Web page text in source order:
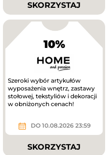
SKORZYSTAJ
10%
Szeroki wybór artykułów
wyposażenia wnętrz, zastawy
stołowej, tekstyliów i dekoracji
w obniżonych cenach!
DO 10.08.2026 23:59
SKORZYSTAJ